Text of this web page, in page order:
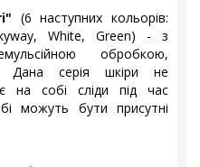
(6 наступних кольорів:
White, Green) - з
обробкою,
Дана серія шкіри не
на собі сліди під час
можуть бути присутні